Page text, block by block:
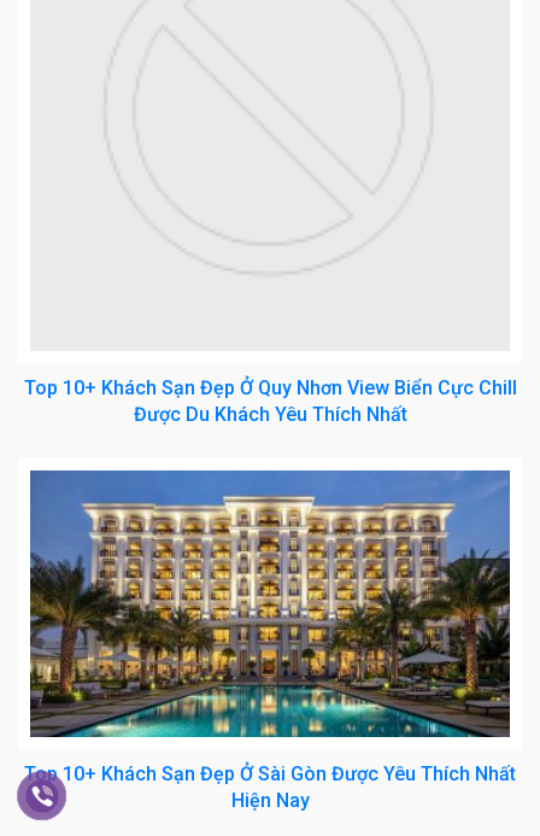
Top 10+ Khách Sạn Đẹp Ở Quy Nhơn View Biển Cực Chill
Được Du Khách Yêu Thích Nhất
Top 10+ Khách Sạn Đẹp Ở Sài Gòn Được Yêu Thích Nhất
Hiện Nay